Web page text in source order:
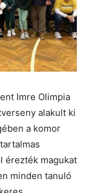
Imre Olimpia
alakult ki
a komor
érezték magukat
minden tanuló